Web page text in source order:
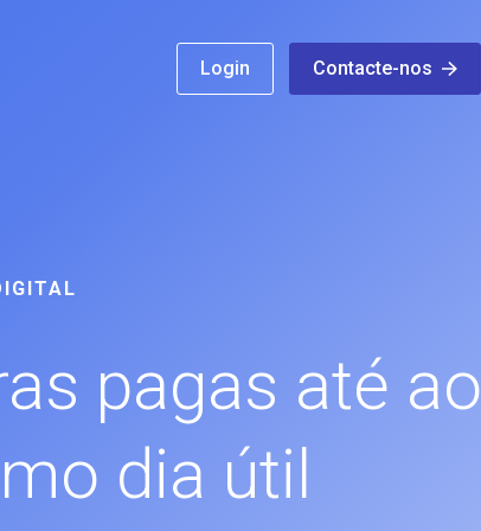
Login Contacte-nos
pagas até ao
dia útil